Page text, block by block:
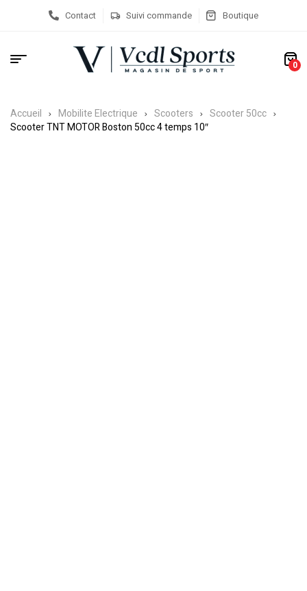
Contact Suivi commande Boutique
0
Accueil Mobilite Electrique Scooters
Scooter 50cc
Scooter TNT MOTOR Boston 50cc 4 temps 10″